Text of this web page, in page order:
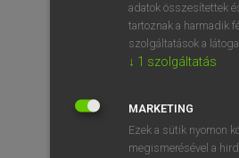
⚲ spiraeakeresése
adatok összesítettek
tartoznak a harmadik
szolgáltatások a
↓ 1 szolgáltatás
MARKETING
Ezek a sütik nyomon
megismerésével a
í y